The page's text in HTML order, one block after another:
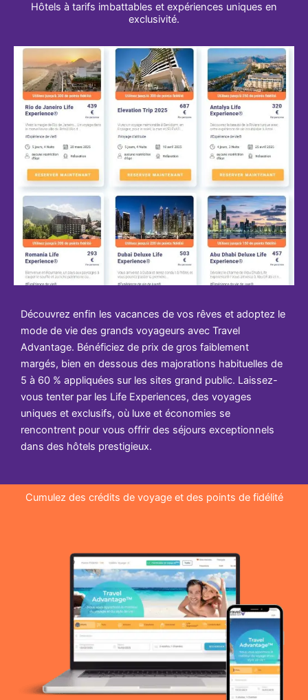
Hôtels à tarifs imbattables et expériences uniques en
exclusivité.
Découvrez enfin les vacances de vos rêves et adoptez le
mode de vie des grands voyageurs avec Travel
Advantage. Bénéficiez de prix de gros faiblement
margés, bien en dessous des majorations habituelles de
5 à 60 % appliquées sur les sites grand public. Laissez-
vous tenter par les Life Experiences, des voyages
uniques et exclusifs, où luxe et économies se
rencontrent pour vous offrir des séjours exceptionnels
dans des hôtels prestigieux.
Cumulez des crédits de voyage et des points de fidélité